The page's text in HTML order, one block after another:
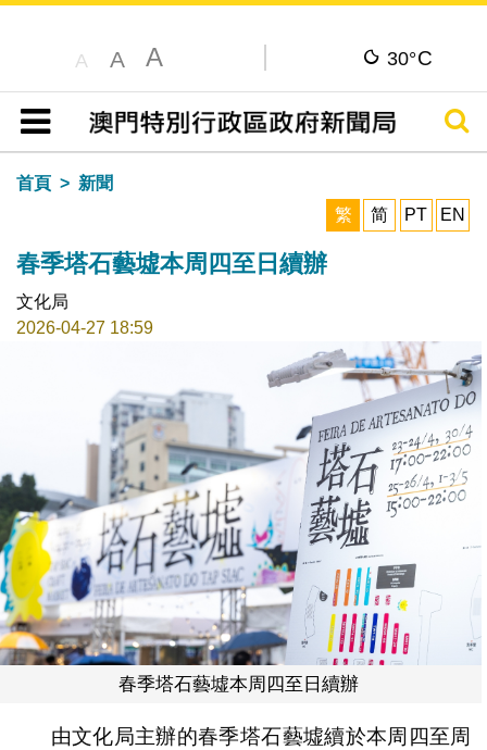
A A A 30°C
目錄
搜尋
首頁
新聞
繁
简 PT EN
春季塔石藝墟本周四至日續辦
文化局
2026-04-27 18:59
春季塔石藝墟本周四至日續辦
由文化局主辦的春季塔石藝墟續於本周四至周